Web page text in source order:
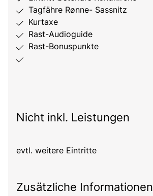
Tagfähre Rønne- Sassnitz
Kurtaxe
Rast-Audioguide
Rast-Bonuspunkte
Nicht inkl. Leistungen
evtl. weitere Eintritte
Zusätzliche Informationen